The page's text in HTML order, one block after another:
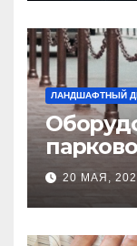
ЛАНДШАФТНЫЙ
20 МАЯ,